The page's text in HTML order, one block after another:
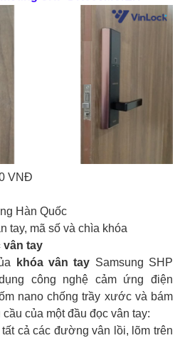
VNĐ
Hàn Quốc
tay, mã số và chìa khóa
vân tay
khóa vân tay Samsung SHP
công nghệ cảm ứng điện
nano chống trầy xước và bám
của một đầu đọc vân tay:
cả các đường vân lồi, lõm trên